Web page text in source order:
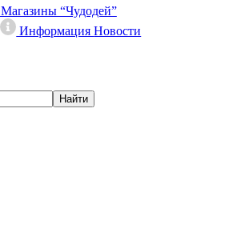
Магазины “Чудодей”
ИнформацияНовости
Найти